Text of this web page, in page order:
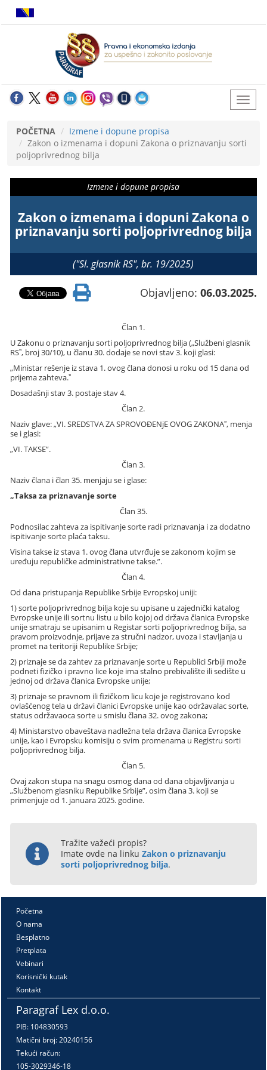
POČETNA
Izmene i dopune propisa
Zakon o izmenama i dopuni Zakona o priznavanju sorti
poljoprivrednog bilja
Izmene i dopune propisa
Zakon o izmenama i dopuni Zakona o
priznavanju sorti poljoprivrednog bilja
("Sl. glasnik RS", br. 19/2025)
Objavljeno: 06.03.2025.
Član 1.
U Zakonu o priznavanju sorti poljoprivrednog bilja („Službeni glasnik
RSˮ, broj 30/10), u članu 30. dodaje se novi stav 3. koji glasi:
„Ministar rešenje iz stava 1. ovog člana donosi u roku od 15 dana od
prijema zahteva.ˮ
Dosadašnji stav 3. postaje stav 4.
Član 2.
Naziv glave: „VI. SREDSTVA ZA SPROVOĐENjE OVOG ZAKONAˮ, menja
se i glasi:
„VI. TAKSE”.
Član 3.
Naziv člana i član 35. menjaju se i glase:
„Taksa za priznavanje sorte
Član 35.
Podnosilac zahteva za ispitivanje sorte radi priznavanja i za dodatno
ispitivanje sorte plaća taksu.
Visina takse iz stava 1. ovog člana utvrđuje se zakonom kojim se
uređuju republičke administrativne takse.”.
Član 4.
Od dana pristupanja Republike Srbije Evropskoj uniji:
1) sorte poljoprivrednog bilja koje su upisane u zajednički katalog
Evropske unije ili sortnu listu u bilo kojoj od država članica Evropske
unije smatraju se upisanim u Registar sorti poljoprivrednog bilja, sa
pravom proizvodnje, prijave za stručni nadzor, uvoza i stavljanja u
promet na teritoriji Republike Srbije;
2) priznaje se da zahtev za priznavanje sorte u Republici Srbiji može
podneti fizičko i pravno lice koje ima stalno prebivalište ili sedište u
jednoj od država članica Evropske unije;
3) priznaje se pravnom ili fizičkom licu koje je registrovano kod
ovlašćenog tela u državi članici Evropske unije kao održavalac sorte,
status održavaoca sorte u smislu člana 32. ovog zakona;
4) Ministarstvo obaveštava nadležna tela država članica Evropske
unije, kao i Evropsku komisiju o svim promenama u Registru sorti
poljoprivrednog bilja.
Član 5.
Ovaj zakon stupa na snagu osmog dana od dana objavljivanja u
„Službenom glasniku Republike Srbije”, osim člana 3. koji se
primenjuje od 1. januara 2025. godine.
Tražite važeći propis?
Imate ovde na linkuZakon o priznavanju
sorti poljoprivrednog bilja.
Početna
O nama
Besplatno
Pretplata
Vebinari
Korisnički kutak
Kontakt
Paragraf Lex d.o.o.
PIB: 104830593
Matični broj: 20240156
Tekući račun:
105-3029346-18